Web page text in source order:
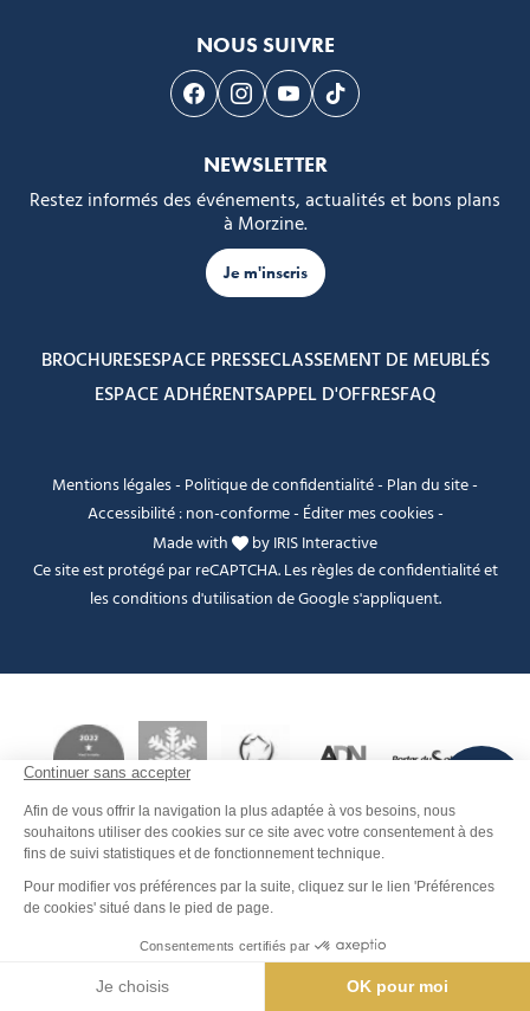
Météo Carte interactive
Contact
NOUS SUIVRE
Suivez-nous sur Facebook
Suivez-nous sur Instagram
Suivez-nous sur Youtube
Suivez-nous sur
NEWSLETTER
Restez informés des événements, actualités et bons plans
à Morzine.
Je m'inscris
BROCHURESESPACE PRESSECLASSEMENT DE MEUBLÉS
ESPACE ADHÉRENTSAPPEL D'OFFRESFAQ
Mentions légales- Politique de confidentialité- Plan du site-
Accessibilité : non-conforme- Éditer mes cookies-
Made with
byIRIS Interactive
Ce site est protégé par reCAPTCHA. Lesrègles de confidentialitéet
lesconditions d'utilisationde Google s'appliquent.
FANFOUÉ
Je peux t'aider ?